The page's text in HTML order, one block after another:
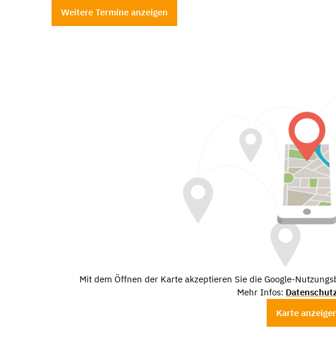
Weitere Termine anzeigen
Mit dem Öffnen der Karte akzeptieren Sie die Google-
Mehr Infos:
Karte